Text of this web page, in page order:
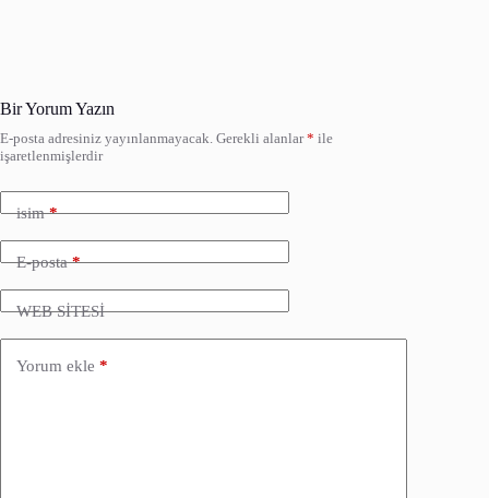
Bir Yorum Yazın
E-posta adresiniz yayınlanmayacak. Gerekli alanlar* ile
işaretlenmişlerdir
isim*
E-posta*
WEB SİTESİ
Yorum ekle *